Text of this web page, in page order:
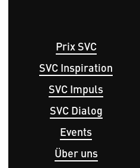
Hauptnavigation
Prix SVC
SVC Inspiration
SVC Impuls
SVC Dialog
Events
Über uns